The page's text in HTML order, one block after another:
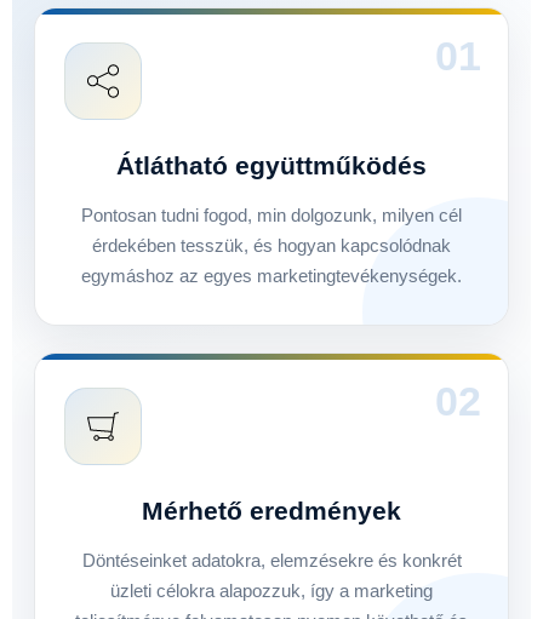
01
Átlátható együttműködés
Pontosan tudni fogod, min dolgozunk, milyen cél
érdekében tesszük, és hogyan kapcsolódnak
egymáshoz az egyes marketingtevékenységek.
02
Mérhető eredmények
Döntéseinket adatokra, elemzésekre és konkrét
üzleti célokra alapozzuk, így a marketing